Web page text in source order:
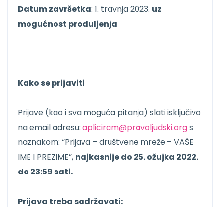
Datum završetka: 1. travnja 2023. uz
mogućnost produljenja
Kako se prijaviti
Prijave (kao i sva moguća pitanja) slati isključivo
na email adresu: apliciram@pravoljudski.orgs
naznakom: “Prijava – društvene mreže – VAŠE
IME I PREZIME”, najkasnije do 25. ožujka 2022.
do 23:59 sati.
Prijava treba sadržavati: